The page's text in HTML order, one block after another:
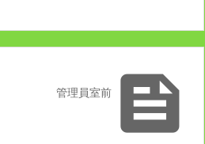

管理員室前